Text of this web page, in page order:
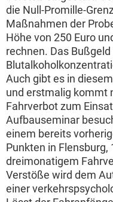
die Null-Promille-
Maßnahmen der
Höhe von 250 Euro
rechnen. Das
Auch gibt es in
und erstmalig kommt
Fahrverbot zum
Aufbauseminar
einem bereits
Punkten in Flensburg,
dreimonatigem
Verstöße wird dem
einer